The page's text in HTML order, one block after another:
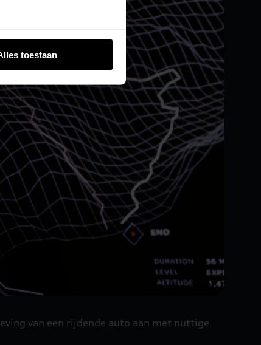
toestaan
van een rijdende auto aan met nuttige